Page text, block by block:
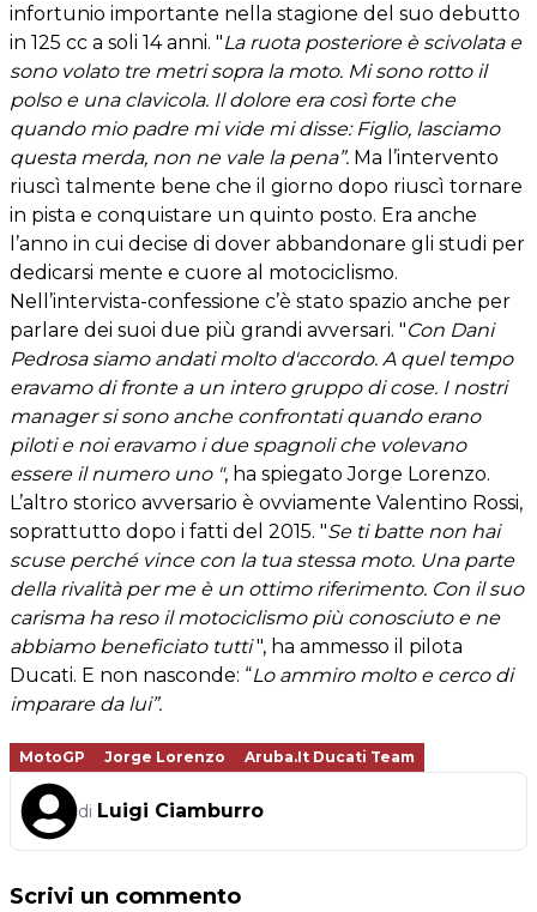
infortunio importante nella stagione del suo debutto
in 125 cc a soli 14 anni. "La ruota posteriore è scivolata e
sono volato tre metri sopra la moto. Mi sono rotto il
polso e una clavicola. Il dolore era così forte che
quando mio padre mi vide mi disse: Figlio, lasciamo
questa merda, non ne vale la pena”. Ma l’intervento
riuscì talmente bene che il giorno dopo riuscì tornare
in pista e conquistare un quinto posto. Era anche
l’anno in cui decise di dover abbandonare gli studi per
dedicarsi mente e cuore al motociclismo.
Nell’intervista-confessione c’è stato spazio anche per
parlare dei suoi due più grandi avversari. "Con Dani
Pedrosa siamo andati molto d'accordo. A quel tempo
eravamo di fronte a un intero gruppo di cose. I nostri
manager si sono anche confrontati quando erano
piloti e noi eravamo i due spagnoli che volevano
essere il numero uno ", ha spiegato Jorge Lorenzo.
L’altro storico avversario è ovviamente Valentino Rossi,
soprattutto dopo i fatti del 2015. "Se ti batte non hai
scuse perché vince con la tua stessa moto. Una parte
della rivalità per me è un ottimo riferimento. Con il suo
carisma ha reso il motociclismo più conosciuto e ne
abbiamo beneficiato tutti", ha ammesso il pilota
Ducati. E non nasconde: “Lo ammiro molto e cerco di
imparare da lui”.
MotoGP Jorge Lorenzo Aruba.it Ducati Team
di Luigi Ciamburro
Scrivi un commento